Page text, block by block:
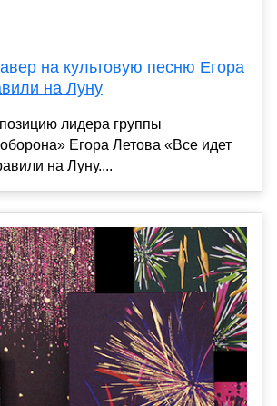
на культовую песню Егора
на Луну
лидера группы
Егора Летова «Все идет
на Луну....